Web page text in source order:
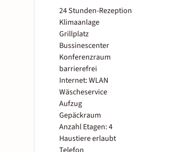
24 Stunden-Rezeption
Klimaanlage
Grillplatz
Bussinescenter
Konferenzraum
barrierefrei
Internet: WLAN
Wäscheservice
Aufzug
Gepäckraum
Anzahl Etagen: 4
Haustiere erlaubt